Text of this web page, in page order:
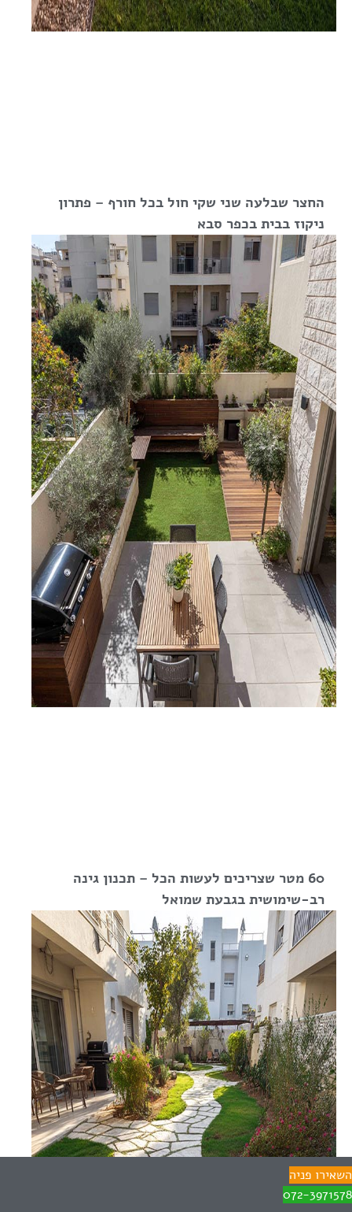
החצר שבלעה שני שקי חול בכל חורף – פתרון
ניקוז בבית בכפר סבא
60 מטר שצריכים לעשות הכל – תכנון גינה
רב-שימושית בגבעת שמואל
השאירו פניה
072-3971578